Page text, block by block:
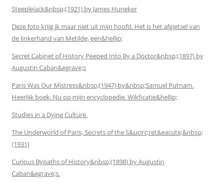
Steeplejack&nbsp;(1921) by James Huneker
Deze foto krijg ik maar niet uit mijn hoofd. Het is het afgietsel van
de linkerhand van Metilde, een&hellip;
Secret Cabinet of History Peeped Into By a Doctor&nbsp;(1897) by
Augustin Caban&egrave;s
Paris Was Our Mistress&nbsp;(1947) by&nbsp;Samuel Putnam.
Heerlijk boek. Nu op mijn encyclopedie. Wikficatie&hellip;
Studies in a Dying Culture.
The Underworld of Paris, Secrets of the S&ucirc;ret&eacute;&nbsp;
(1931)
Curious Bypaths of History&nbsp;(1898) by Augustin
Caban&egrave;s.